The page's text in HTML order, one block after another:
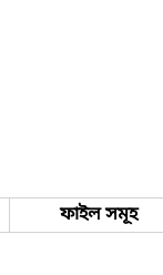
ফাইল সমূহ